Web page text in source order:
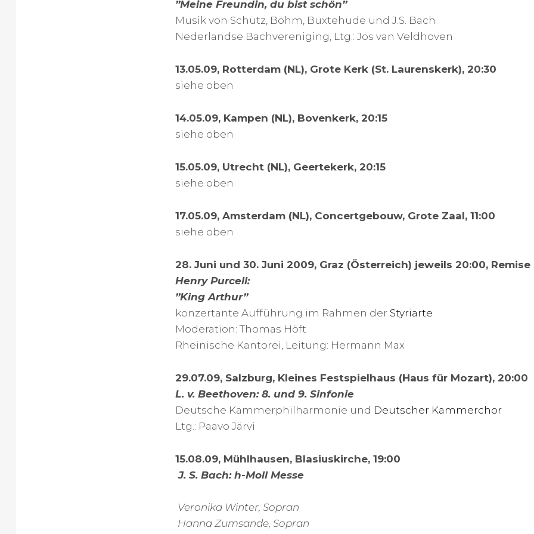
”Meine Freundin, du bist schön”
Musik von Schütz, Böhm, Buxtehude und J.S. Bach
Nederlandse Bachvereniging, Ltg.: Jos van Veldhoven
13.05.09, Rotterdam (NL), Grote Kerk (St. Laurenskerk), 20:30
siehe oben
14.05.09, Kampen (NL), Bovenkerk, 20:15
siehe oben
15.05.09, Utrecht (NL), Geertekerk, 20:15
siehe oben
17.05.09, Amsterdam (NL), Concertgebouw, Grote Zaal, 11:00
siehe oben
28. Juni und 30. Juni 2009, Graz (Österreich) jeweils 20:00,
Henry Purcell:
”King Arthur”
konzertante Aufführung im Rahmen der Styriarte
Moderation: Thomas Höft
Rheinische Kantorei, Leitung: Hermann Max
29.07.09, Salzburg, Kleines Festspielhaus (Haus für Mozart), 20:00
L. v. Beethoven: 8. und 9. Sinfonie
Deutsche Kammerphilharmonie und Deutscher Kammerchor
Ltg.: Paavo Järvi
15.08.09, Mühlhausen, Blasiuskirche, 19:00
J. S. Bach: h-Moll Messe
Veronika Winter, Sopran
Hanna Zumsande, Sopran